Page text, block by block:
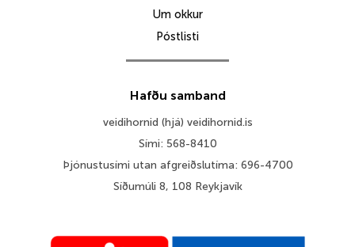
Um okkur
Póstlisti
Hafðu samband
veidihornid (hjá) veidihornid.is
Sími: 568-8410
Þjónustusími utan afgreiðslutíma: 696-4700
Síðumúli 8, 108 Reykjavík